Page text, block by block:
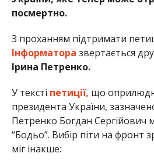
посмертно.
З проханням підтримати
Інформатора звертається
Ірина Петренко.
У тексті петиції, що
президента України,
Петренко Богдан Сергійович
“Бодьо”. Вибір піти на фронт
міг інакше: